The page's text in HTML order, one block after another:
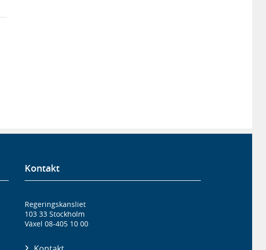
Kontakt
Regeringskansliet
103 33 Stockholm
Växel 08-405 10 00